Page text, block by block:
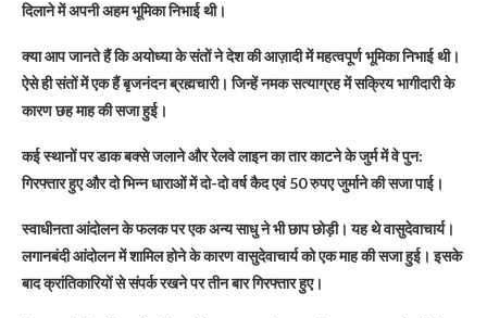
दिलाने में अपनी अहम भूमिका निभाई थी।
क्या आप जानते हैं कि अयोध्या के संतों ने देश की आज़ादी में महत्वपूर्ण भूमिका निभाई थी।
ऐसे ही संतों में एक हैं बृजनंदन ब्रह्मचारी। जिन्हें नमक सत्याग्रह में सक्रिय भागीदारी के
कारण छह माह की सजा हुई।
कई स्थानों पर डाक बक्से जलाने और रेलवे लाइन का तार काटने के जुर्म में वे पुन:
गिरफ्तार हुए और दो भिन्न धाराओं में दो-दो वर्ष कैद एवं 50 रुपए जुर्माने की सजा पाई।
स्वाधीनता आंदोलन के फलक पर एक अन्य साधु ने भी छाप छोड़ी। यह थे वासुदेवाचार्य।
लगानबंदी आंदोलन में शामिल होने के कारण वासुदेवाचार्य को एक माह की सजा हुई। इसके
बाद क्रांतिकारियों से संपर्क रखने पर तीन बार गिरफ्तार हुए।